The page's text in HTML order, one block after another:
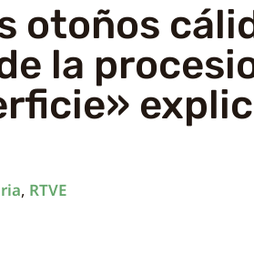
otoños
la
, RTVE